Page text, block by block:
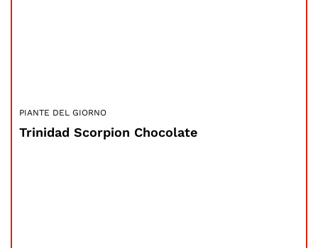
PIANTE DEL GIORNO
Trinidad Scorpion Chocolate